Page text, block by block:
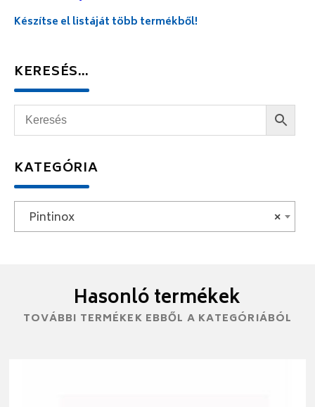
Készítse el listáját több termékből!
KERESÉS…
KATEGÓRIA
×
Pintinox
Hasonló termékek
TOVÁBBI TERMÉKEK EBBŐL A KATEGÓRIÁBÓL